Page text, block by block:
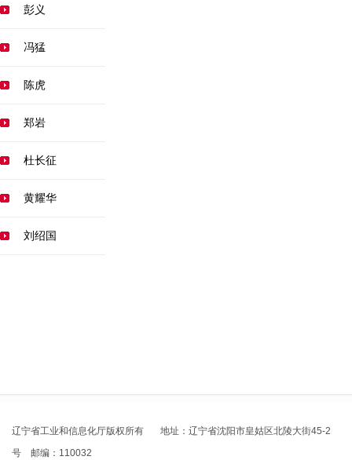
彭义
冯猛
陈虎
郑岩
杜长征
黄耀华
刘绍国
辽宁省工业和信息化厅版权所有 地址：辽宁省沈阳市皇姑区北陵大街45-2
号 邮编：110032